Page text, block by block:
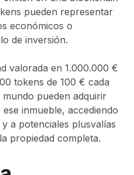
pueden representar
económicos o
de inversión.
valorada en 1.000.000 €
tokens de 100 € cada
pueden adquirir
inmueble, accediendo
a potenciales plusvalías
propiedad completa.